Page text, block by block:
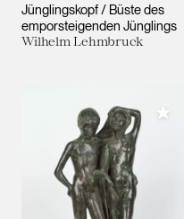
Jünglingskopf / Büste des
emporsteigenden Jünglings
Wilhelm Lehmbruck